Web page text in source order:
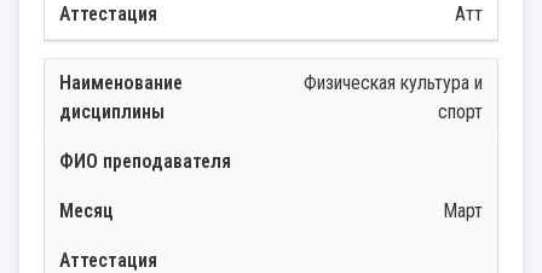
Атт
Физическая культура и
спорт
Март